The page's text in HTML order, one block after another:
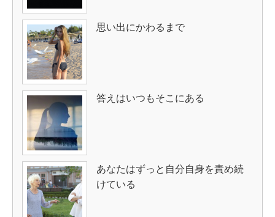
思い出にかわるまで
答えはいつもそこにある
あなたはずっと自分自身を責め続
けている